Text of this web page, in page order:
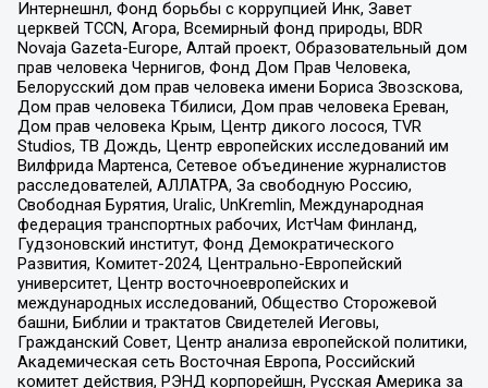
Интернешнл, Фонд борьбы с коррупцией Инк, Завет
церквей TCCN, Агора, Всемирный фонд природы, BDR
Novaja Gazeta-Europe, Алтай проект, Образовательный дом
прав человека Чернигов, Фонд Дом Прав Человека,
Белорусский дом прав человека имени Бориса Звозскова,
Дом прав человека Тбилиси, Дом прав человека Ереван,
Дом прав человека Крым, Центр дикого лосося, TVR
Studios, ТВ Дождь, Центр европейских исследований им
Вилфрида Мартенса, Сетевое объединение журналистов
расследователей, АЛЛАТРА, За свободную Россию,
Свободная Бурятия, Uralic, UnKremlin, Международная
федерация транспортных рабочих, ИстЧам Финланд,
Гудзоновский институт, Фонд Демократического
Развития, Комитет-2024, Центрально-Европейский
университет, Центр восточноевропейских и
международных исследований, Общество Сторожевой
башни, Библии и трактатов Свидетелей Иеговы,
Гражданский Совет, Центр анализа европейской политики,
Академическая сеть Восточная Европа, Российский
комитет действия, РЭНД корпорейшн, Русская Америка за